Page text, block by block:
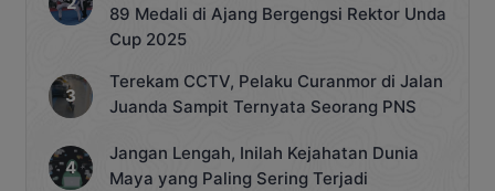
89 Medali di Ajang Bergengsi Rektor Unda
Cup 2025
Terekam CCTV, Pelaku Curanmor di Jalan
Juanda Sampit Ternyata Seorang PNS
Jangan Lengah, Inilah Kejahatan Dunia
Maya yang Paling Sering Terjadi